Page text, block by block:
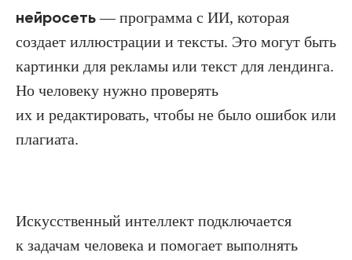
нейросеть— программа с ИИ, которая
создает иллюстрации и тексты. Это могут быть
картинки для рекламы или текст для лендинга.
Но человеку нужно проверять
их и редактировать, чтобы не было ошибок или
плагиата.
Искусственный интеллект подключается
к задачам человека и помогает выполнять